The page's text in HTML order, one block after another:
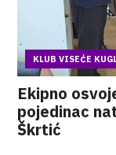
KLUB VISEĆE
Ekipno
pojedinac
Škrtić